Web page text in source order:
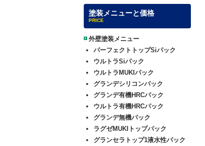
塗装メニューと価格
PRICE
外壁塗装メニュー
パーフェクトトップSiパック
ウルトラSiパック
ウルトラMUKIパック
グランデシリコンパック
グランデ有機HRCパック
ウルトラ有機HRCパック
グランデ無機パック
ラグゼMUKIトップパック
グランセラトップ1液水性パック